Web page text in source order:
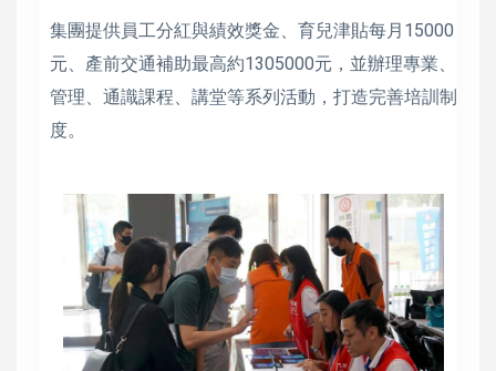
集團提供員工分紅與績效獎金、育兒津貼每月15000
元、產前交通補助最高約1305000元，並辦理專業、
管理、通識課程、講堂等系列活動，打造完善培訓制
度。